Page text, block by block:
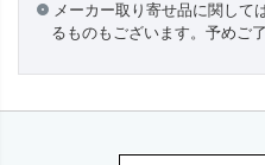
メーカー取り寄せ品に関して
るものもございます。予めご